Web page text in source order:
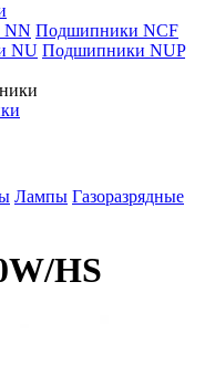
NN Подшипники NCF
NU Подшипники NUP
Лампы Газоразрядные
HS